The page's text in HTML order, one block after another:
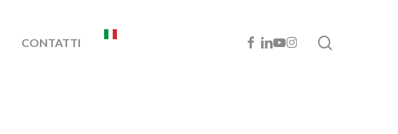
CONTATTI FACEBOOK
LINKEDIN
YOUTUBE
INSTAGRAM